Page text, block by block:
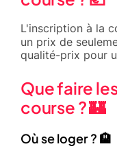
L'inscription à la
un prix de
qualité-prix pour
Que faire
course ? 🏰
Où se loger ? 🏨